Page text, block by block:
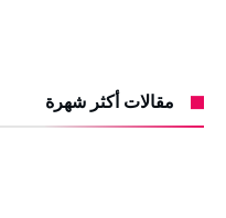
مقالات أكثر شهرة